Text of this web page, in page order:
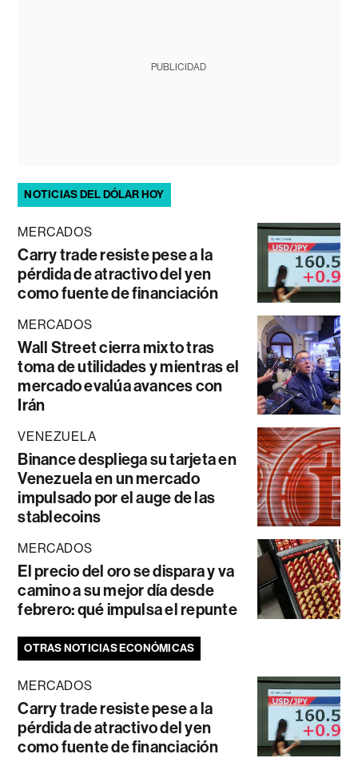
PUBLICIDAD
NOTICIAS DEL DÓLAR HOY
MERCADOS
Carry trade resiste pese a la
pérdida de atractivo del yen
como fuente de financiación
MERCADOS
Wall Street cierra mixto tras
toma de utilidades y mientras el
mercado evalúa avances con
Irán
VENEZUELA
Binance despliega su tarjeta en
Venezuela en un mercado
impulsado por el auge de las
stablecoins
MERCADOS
El precio del oro se dispara y va
camino a su mejor día desde
febrero: qué impulsa el repunte
OTRAS NOTICIAS ECONÓMICAS
MERCADOS
Carry trade resiste pese a la
pérdida de atractivo del yen
como fuente de financiación